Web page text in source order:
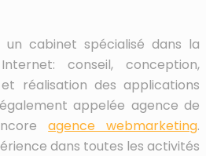
cabinet spécialisé dans la
conseil, conception,
réalisation des applications
appelée agence de
agence webmarketing.
dans toutes les activités